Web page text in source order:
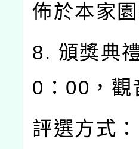
佈於本家
8. 頒獎典
0：00，觀
評選方式：